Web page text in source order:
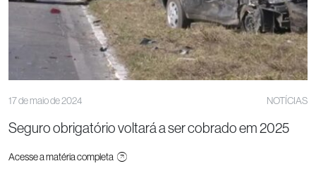
17 de maio de 2024 NOTÍCIAS
Seguro obrigatório voltará a ser cobrado em 2025
Acesse a matéria completa